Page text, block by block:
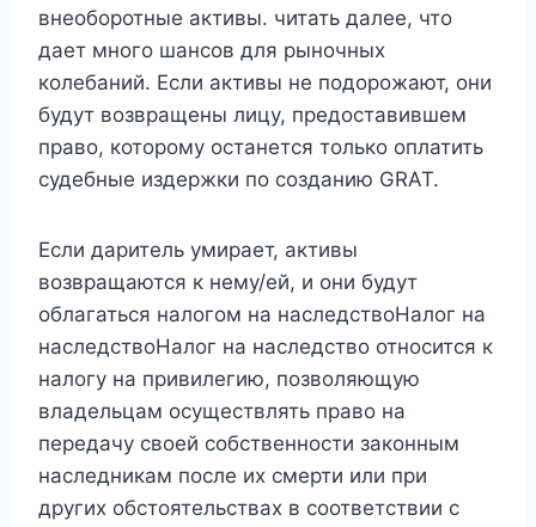
внеоборотные активы. читать далее, что
дает много шансов для рыночных
колебаний. Если активы не подорожают, они
будут возвращены лицу, предоставившем
право, которому останется только оплатить
судебные издержки по созданию GRAT.
Если даритель умирает, активы
возвращаются к нему/ей, и они будут
облагаться налогом на наследствоНалог на
наследствоНалог на наследство относится к
налогу на привилегию, позволяющую
владельцам осуществлять право на
передачу своей собственности законным
наследникам после их смерти или при
других обстоятельствах в соответствии с